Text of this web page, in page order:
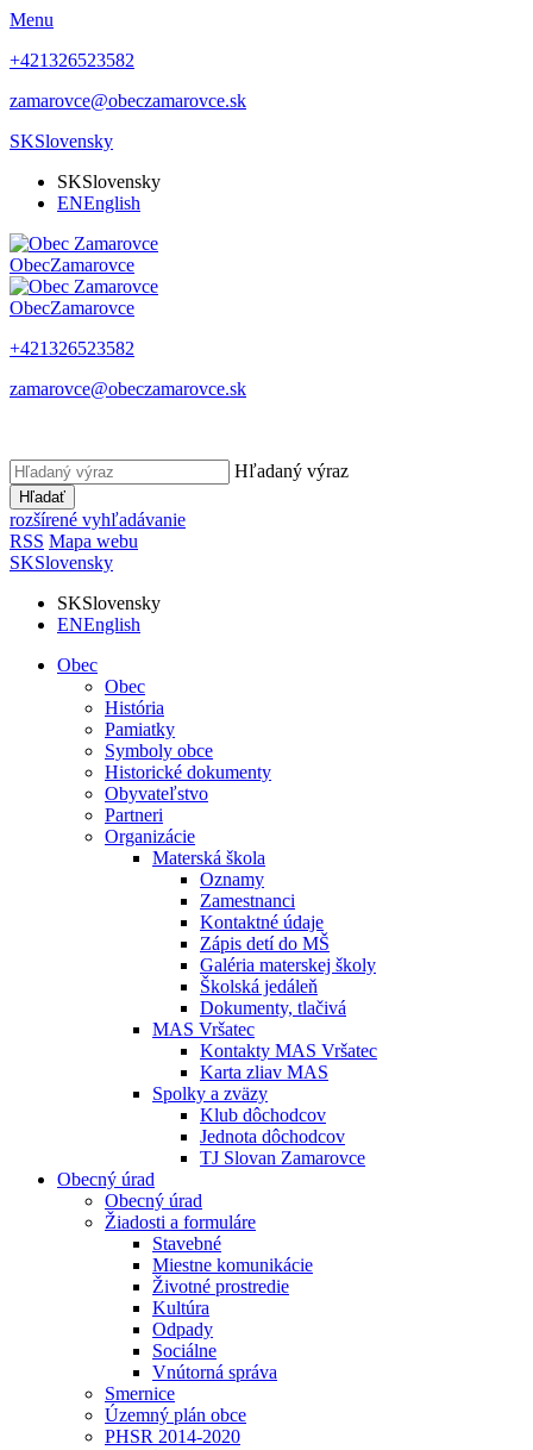
Menu
+421326523582
zamarovce@obeczamarovce.sk
SKSlovensky
SKSlovensky
ENEnglish
ObecZamarovce
ObecZamarovce
+421326523582
zamarovce@obeczamarovce.sk
Hľadaný výraz
Hľadať
rozšírené vyhľadávanie
RSS Mapa webu
SKSlovensky
SKSlovensky
ENEnglish
Obec
Obec
História
Pamiatky
Symboly obce
Historické dokumenty
Obyvateľstvo
Partneri
Organizácie
Materská škola
Oznamy
Zamestnanci
Kontaktné údaje
Zápis detí do MŠ
Galéria materskej školy
Školská jedáleň
Dokumenty, tlačivá
MAS Vršatec
Kontakty MAS Vršatec
Karta zliav MAS
Spolky a zväzy
Klub dôchodcov
Jednota dôchodcov
TJ Slovan Zamarovce
Obecný úrad
Obecný úrad
Žiadosti a formuláre
Stavebné
Miestne komunikácie
Životné prostredie
Kultúra
Odpady
Sociálne
Vnútorná správa
Smernice
Územný plán obce
PHSR 2014-2020